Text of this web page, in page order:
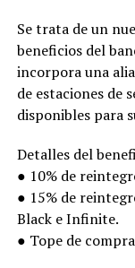
Se trata de un
beneficios del
incorpora una
de estaciones de
disponibles para
Detalles del
● 10% de
● 15% de
Black e Infinite.
● Tope de